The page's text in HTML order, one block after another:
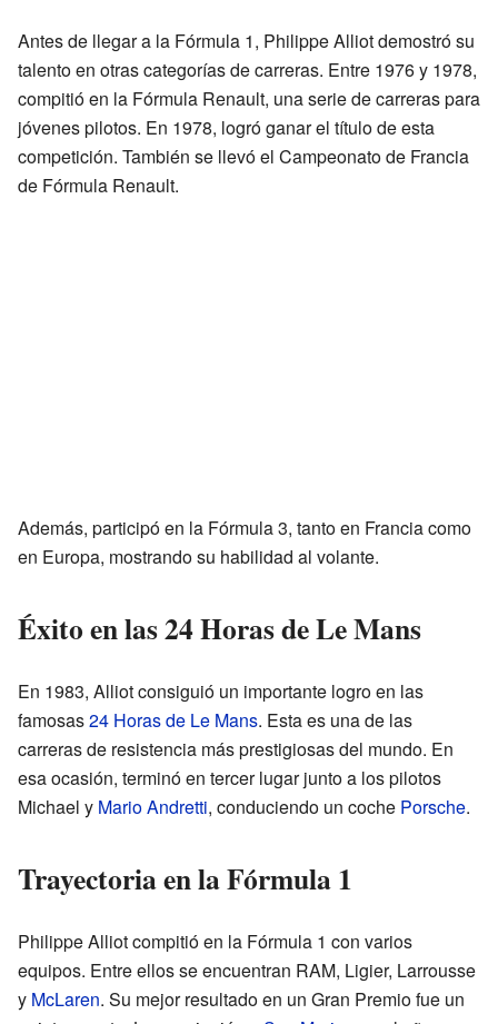
Antes de llegar a la Fórmula 1, Philippe Alliot demostró su
talento en otras categorías de carreras. Entre 1976 y 1978,
compitió en la Fórmula Renault, una serie de carreras para
jóvenes pilotos. En 1978, logró ganar el título de esta
competición. También se llevó el Campeonato de Francia
de Fórmula Renault.
Además, participó en la Fórmula 3, tanto en Francia como
en Europa, mostrando su habilidad al volante.
Éxito en las 24 Horas de Le Mans
En 1983, Alliot consiguió un importante logro en las
famosas24 Horas de Le Mans. Esta es una de las
carreras de resistencia más prestigiosas del mundo. En
esa ocasión, terminó en tercer lugar junto a los pilotos
Michael y Mario Andretti, conduciendo un coche Porsche.
Trayectoria en la Fórmula 1
Philippe Alliot compitió en la Fórmula 1 con varios
equipos. Entre ellos se encuentran RAM, Ligier, Larrousse
y McLaren. Su mejor resultado en un Gran Premio fue un